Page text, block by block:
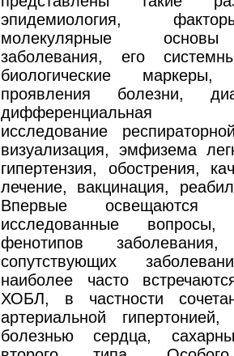
эпидемиология,
молекулярные
заболевания, его
биологические маркеры,
проявления болезни,
дифференциальная
исследование
визуализация, эмфизема
гипертензия, обострения,
лечение, вакцинация,
Впервые
исследованные вопросы,
фенотипов
сопутствующих
наиболее часто
ХОБЛ, в частности
артериальной
болезнью сердца,